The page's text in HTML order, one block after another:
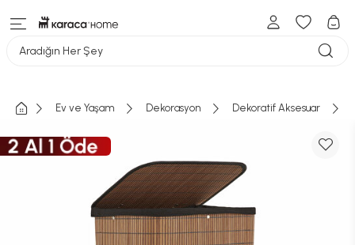
Aradığın Her Şey
Ev ve Yaşam Dekorasyon Dekoratif Aksesuar